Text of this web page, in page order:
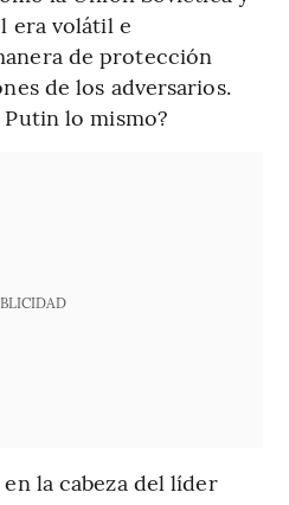
era volátil e
de protección
de los adversarios.
lo mismo?
la cabeza del líder